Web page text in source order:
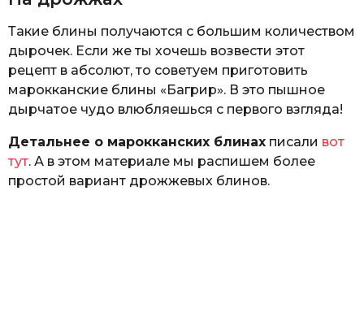
Такие блины получаются с большим количеством
дырочек. Если же ты хочешь возвести этот
рецепт в абсолют, то советуем приготовить
марокканские блины «Багрир». В это пышное
дырчатое чудо влюбляешься с первого взгляда!
Детальнее о марокканских блинах писали вот
тут. А в этом материале мы распишем более
простой вариант дрожжевых блинов.